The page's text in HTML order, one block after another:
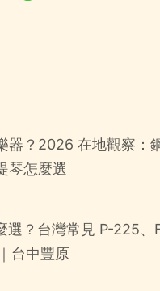
器？2026 在地觀察：
琴怎麼選
選？台灣常見 P-225、
台中豐原